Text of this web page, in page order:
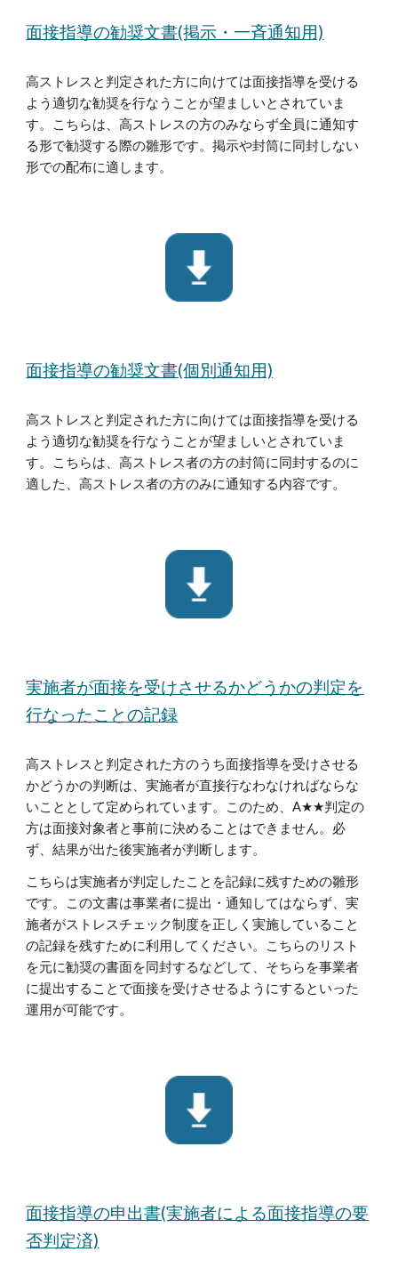
面接指導の勧奨文書(掲示・一斉通知用)
高ストレスと判定された方に向けては面接指導を受ける
よう適切な勧奨を行なうことが望ましいとされていま
す。こちらは、高ストレスの方のみならず全員に通知す
る形で勧奨する際の雛形です。掲示や封筒に同封しない
形での配布に適します。
面接指導の勧奨文書(個別通知用)
高ストレスと判定された方に向けては面接指導を受ける
よう適切な勧奨を行なうことが望ましいとされていま
す。こちらは、高ストレス者の方の封筒に同封するのに
適した、高ストレス者の方のみに通知する内容です。
実施者が面接を受けさせるかどうかの判定を
行なったことの記録
高ストレスと判定された方のうち面接指導を受けさせる
かどうかの判断は、実施者が直接行なわなければならな
いこととして定められています。このため、A★★判定の
方は面接対象者と事前に決めることはできません。必
ず、結果が出た後実施者が判断します。
こちらは実施者が判定したことを記録に残すための雛形
です。この文書は事業者に提出・通知してはならず、実
施者がストレスチェック制度を正しく実施していること
の記録を残すために利用してください。こちらのリスト
を元に勧奨の書面を同封するなどして、そちらを事業者
に提出することで面接を受けさせるようにするといった
運用が可能です。
面接指導の申出書(実施者による面接指導の要
否判定済)